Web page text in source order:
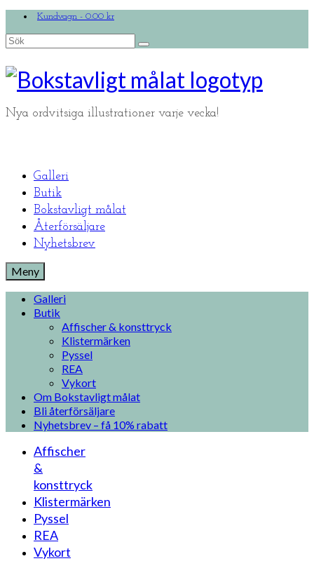
Kundvagn - 0.00 kr
Search
Nya ordvitsiga illustrationer varje vecka!
Galleri
Butik
Bokstavligt målat
Återförsäljare
Nyhetsbrev
Meny
Galleri
Butik
Affischer & konsttryck
Klistermärken
Pyssel
REA
Vykort
Om Bokstavligt målat
Bli återförsäljare
Nyhetsbrev – få 10% rabatt
Affischer
&
konsttryck
Klistermärken
Pyssel
REA
Vykort